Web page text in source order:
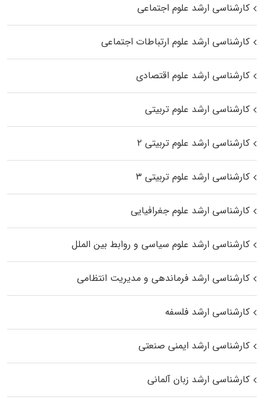
کارشناسی ارشد علوم اجتماعی
کارشناسی ارشد علوم ارتباطات اجتماعی
کارشناسی ارشد علوم اقتصادی
کارشناسی ارشد علوم تربیتی
کارشناسی ارشد علوم تربیتی ۲
کارشناسی ارشد علوم تربیتی ۳
کارشناسی ارشد علوم جغرافیایی
کارشناسی ارشد علوم سیاسی و روابط بین الملل
کارشناسی ارشد فرماندهی و مدیریت انتظامی
کارشناسی ارشد فلسفه
کارشناسی ارشد ایمنی صنعتی
کارشناسی ارشد زبان آلمانی